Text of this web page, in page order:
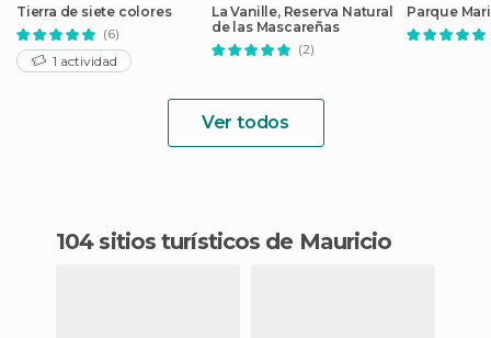
Tierra de siete colores
(6)
1 actividad
La Vanille, Reserva Natural
de las Mascareñas
(2)
Parque
Ver todos
104 sitios turísticos de Mauricio